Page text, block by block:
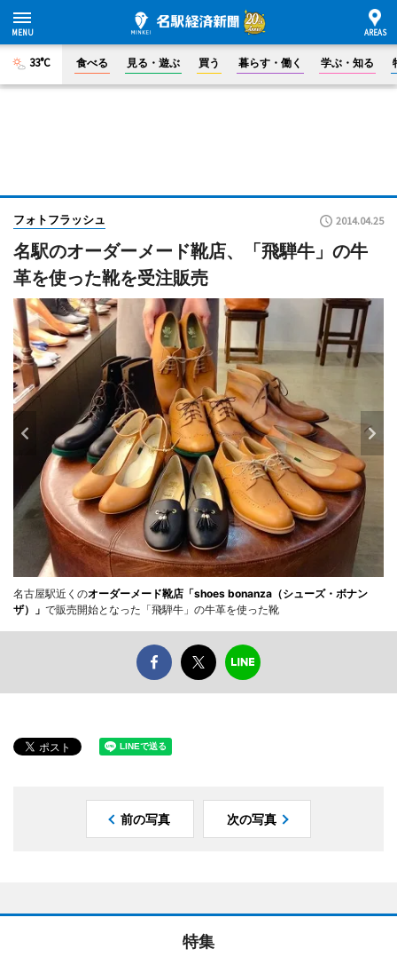
33°C 食べる 見る・遊ぶ 買う 暮らす・働く 学ぶ・知る
フォトフラッシュ 2014.04.25
名駅のオーダーメード靴店、「飛騨牛」の牛
革を使った靴を受注販売
名古屋駅近くのオーダーメード靴店「shoes bonanza（シューズ・ボナン
ザ）」 で販売開始となった「飛騨牛」の牛革を使った靴
前の写真 次の写真
特集